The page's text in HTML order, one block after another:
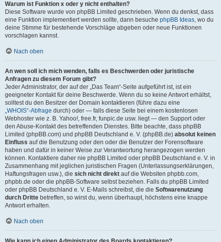
Warum ist Funktion x oder y nicht enthalten?
Diese Software wurde von phpBB Limited geschrieben. Wenn du denkst, dass
eine Funktion implementiert werden sollte, dann besuche phpBB Ideas, wo du
deine Stimme für bestehende Vorschläge abgeben oder neue Funktionen
vorschlagen kannst.
Nach oben
An wen soll ich mich wenden, falls es Beschwerden oder juristische
Anfragen zu diesem Forum gibt?
Jeder Administrator, der auf der „Das Team“-Seite aufgeführt ist, ist ein
geeigneter Kontakt für deine Beschwerde. Wenn du so keine Antwort erhältst,
solltest du den Besitzer der Domain kontaktieren (führe dazu eine
„WHOIS“-Abfrage durch) oder — falls diese Seite bei einem kostenlosen
Webhoster wie z. B. Yahoo!, free.fr, funpic.de usw. liegt — den Support oder
den Abuse-Kontakt des betreffenden Dienstes. Bitte beachte, dass phpBB
Limited (phpBB.com) und phpBB Deutschland e. V. (phpBB.de) absolut keinen
Einfluss auf die Benutzung oder den oder die Benutzer der Forensoftware
haben und dafür in keiner Weise zur Verantwortung herangezogen werden
können. Kontaktiere daher nie phpBB Limited oder phpBB Deutschland e. V. in
Zusammenhang mit jeglichen juristischen Fragen (Unterlassungserklärungen,
Haftungsfragen usw.), die sich nicht direkt auf die Websiten phpbb.com,
phpbb.de oder die phpBB-Software selbst beziehen. Falls du phpBB Limited
oder phpBB Deutschland e. V. E-Mails schreibst, die die Softwarenutzung
durch Dritte betreffen, so wirst du, wenn überhaupt, höchstens eine knappe
Antwort erhalten.
Nach oben